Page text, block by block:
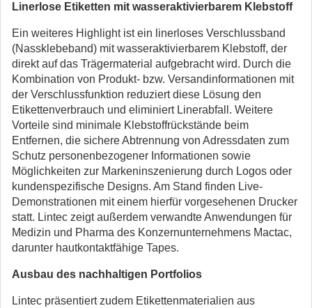
Linerlose Etiketten mit wasseraktivierbarem Klebstoff
Ein weiteres Highlight ist ein linerloses Verschlussband
(Nassklebeband) mit wasseraktivierbarem Klebstoff, der
direkt auf das Trägermaterial aufgebracht wird. Durch die
Kombination von Produkt- bzw. Versandinformationen mit
der Verschlussfunktion reduziert diese Lösung den
Etikettenverbrauch und eliminiert Linerabfall. Weitere
Vorteile sind minimale Klebstoffrückstände beim
Entfernen, die sichere Abtrennung von Adressdaten zum
Schutz personenbezogener Informationen sowie
Möglichkeiten zur Markeninszenierung durch Logos oder
kundenspezifische Designs. Am Stand finden Live-
Demonstrationen mit einem hierfür vorgesehenen Drucker
statt. Lintec zeigt außerdem verwandte Anwendungen für
Medizin und Pharma des Konzernunternehmens Mactac,
darunter hautkontaktfähige Tapes.
Ausbau des nachhaltigen Portfolios
Lintec präsentiert zudem Etikettenmaterialien aus